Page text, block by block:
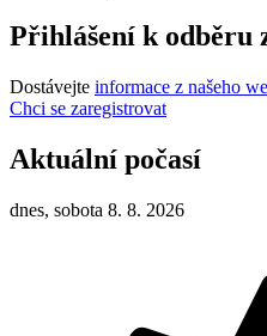
Přihlášení k odběru
Dostávejte informace z našeho
Chci se zaregistrovat
Aktuální počasí
dnes, sobota 8. 8. 2026